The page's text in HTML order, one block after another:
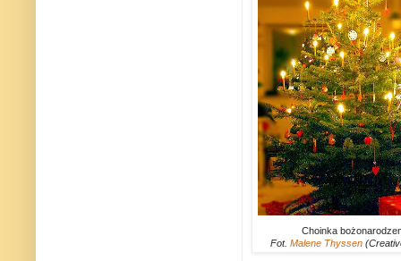
Choinka
Fot. Malene Thyssen